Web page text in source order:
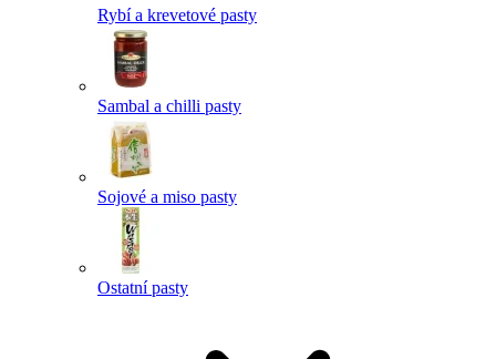
Rybí a krevetové pasty
Sambal a chilli pasty
Sojové a miso pasty
Ostatní pasty